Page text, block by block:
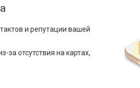
и репутации вашей
за отсутствия на картах,